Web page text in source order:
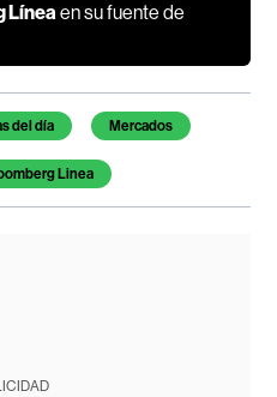
Líneaen su fuente de
del día Mercados
Linea